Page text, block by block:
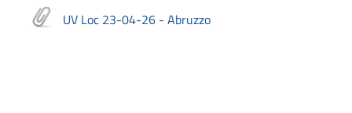
UV Loc 23-04-26 - Abruzzo